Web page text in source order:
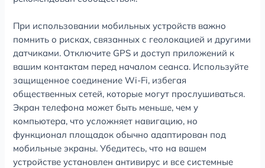
При использовании мобильных устройств важно
помнить о рисках, связанных с геолокацией и другими
датчиками. Отключите GPS и доступ приложений к
вашим контактам перед началом сеанса. Используйте
защищенное соединение Wi-Fi, избегая
общественных сетей, которые могут прослушиваться.
Экран телефона может быть меньше, чем у
компьютера, что усложняет навигацию, но
функционал площадок обычно адаптирован под
мобильные экраны. Убедитесь, что на вашем
устройстве установлен антивирус и все системные